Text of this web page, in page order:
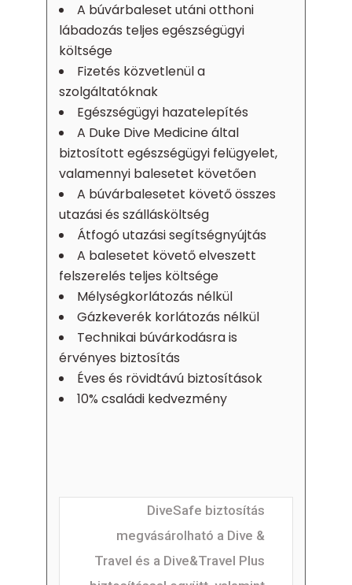
A búvárbaleset utáni otthoni
lábadozás teljes egészségügyi
költsége
Fizetés közvetlenül a
szolgáltatóknak
Egészségügyi hazatelepítés
A Duke Dive Medicine által
biztosított egészségügyi felügyelet,
valamennyi balesetet követően
A búvárbalesetet követő összes
utazási és szállásköltség
Átfogó utazási segítségnyújtás
A balesetet követő elveszett
felszerelés teljes költsége
Mélységkorlátozás nélkül
Gázkeverék korlátozás nélkül
Technikai búvárkodásra is
érvényes biztosítás
Éves és rövidtávú biztosítások
10% családi kedvezmény
DiveSafe biztosítás
megvásárolható a Dive &
Travel és a Dive&Travel Plus